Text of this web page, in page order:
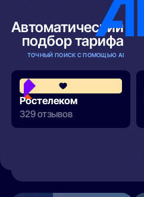
Автоматический
подбор тарифа
ТОЧНЫЙ ПОИСК С ПОМОЩЬЮ AI
Ростелеком
329 отзывов